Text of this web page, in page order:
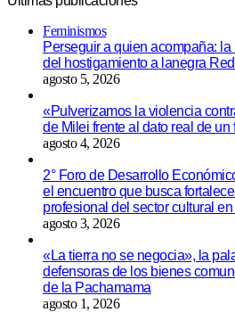
Feminismos
Perseguir a quien acompaña:
del hostigamiento a lanegra
agosto 5, 2026
«Pulverizamos la violencia
de Milei frente al dato real de
agosto 4, 2026
2° Foro de Desarrollo
el encuentro que busca
profesional del sector cultural
agosto 3, 2026
«La tierra no se negocia», la
defensoras de los bienes
de la Pachamama
agosto 1, 2026